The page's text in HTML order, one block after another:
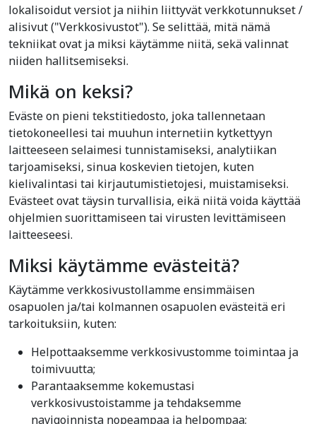
lokalisoidut versiot ja niihin liittyvät verkkotunnukset /
alisivut ("Verkkosivustot"). Se selittää, mitä nämä
tekniikat ovat ja miksi käytämme niitä, sekä valinnat
niiden hallitsemiseksi.
Mikä on keksi?
Eväste on pieni tekstitiedosto, joka tallennetaan
tietokoneellesi tai muuhun internetiin kytkettyyn
laitteeseen selaimesi tunnistamiseksi, analytiikan
tarjoamiseksi, sinua koskevien tietojen, kuten
kielivalintasi tai kirjautumistietojesi, muistamiseksi.
Evästeet ovat täysin turvallisia, eikä niitä voida käyttää
ohjelmien suorittamiseen tai virusten levittämiseen
laitteeseesi.
Miksi käytämme evästeitä?
Käytämme verkkosivustollamme ensimmäisen
osapuolen ja/tai kolmannen osapuolen evästeitä eri
tarkoituksiin, kuten:
Helpottaaksemme verkkosivustomme toimintaa ja
toimivuutta;
Parantaaksemme kokemustasi
verkkosivustoistamme ja tehdaksemme
navigoinnista nopeampaa ja helpompaa;